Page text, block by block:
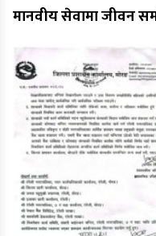
मानवीय सेवामा जीवन